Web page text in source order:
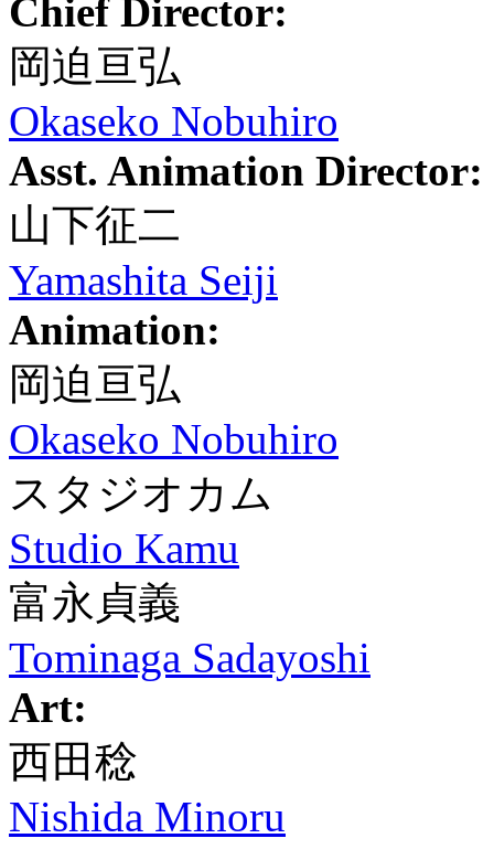
Chief Director:
岡迫亘弘
Okaseko Nobuhiro
Asst. Animation Director:
山下征二
Yamashita Seiji
Animation:
岡迫亘弘
Okaseko Nobuhiro
スタジオカム
Studio Kamu
富永貞義
Tominaga Sadayoshi
Art:
西田稔
Nishida Minoru